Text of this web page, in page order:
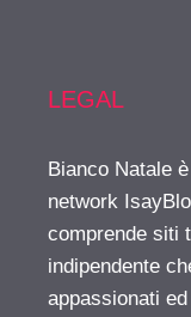
LEGAL
Bianco Natale
network
comprende siti
indipendente
appassionati